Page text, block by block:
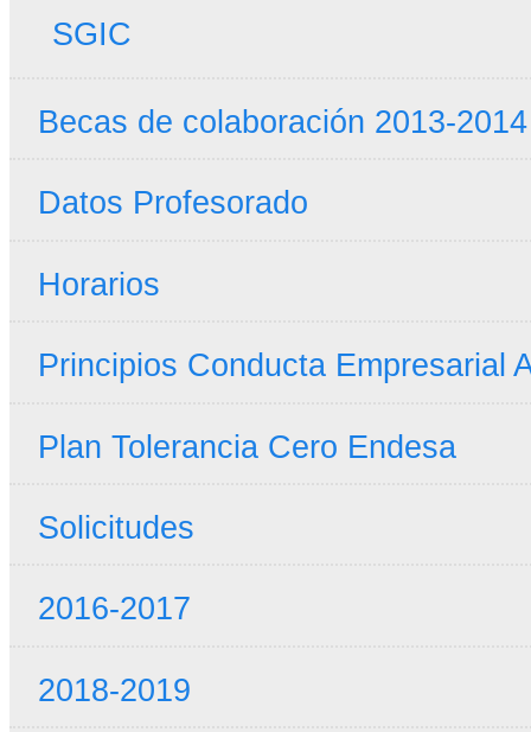
SGIC
Becas de colaboración 2013-2014
Datos Profesorado
Horarios
Principios Conducta Empresarial
Plan Tolerancia Cero Endesa
Solicitudes
2016-2017
2018-2019